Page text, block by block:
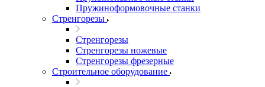
Пружиноформовочные станки
Стренгорезы
Стренгорезы
Стренгорезы ножевые
Стренгорезы фрезерные
Строительное оборудование